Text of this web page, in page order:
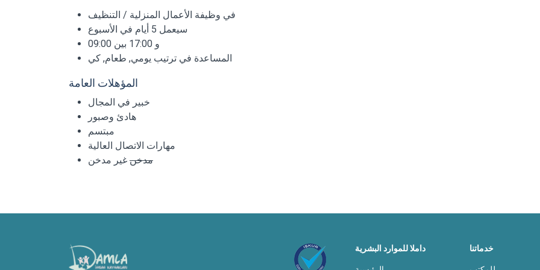
في وظيفة الأعمال المنزلية / التنظيف
سيعمل 5 أيام في الأسبوع
09:00 و 17:00 بين
المساعدة في ترتيب يومي, طعام, كي
المؤهلات العامة
خبير في المجال
هادئ وصبور
مبتسم
مهارات الاتصال العالية
مدخن غير مدخن
داملا للموارد البشرية خدماتنا